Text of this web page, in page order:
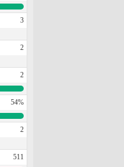
3
2
2
54%
2
511